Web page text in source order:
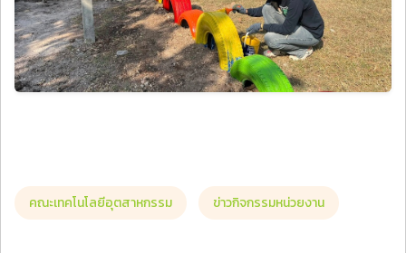
คณะเทคโนโลยีอุตสาหกรรม ข่าวกิจกรรมหน่วยงาน